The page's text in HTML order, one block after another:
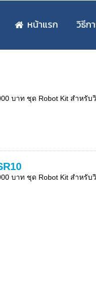
หน้าแรก วิธีก
บาท ชุด Robot Kit สำห
บาท ชุด Robot Kit สำห